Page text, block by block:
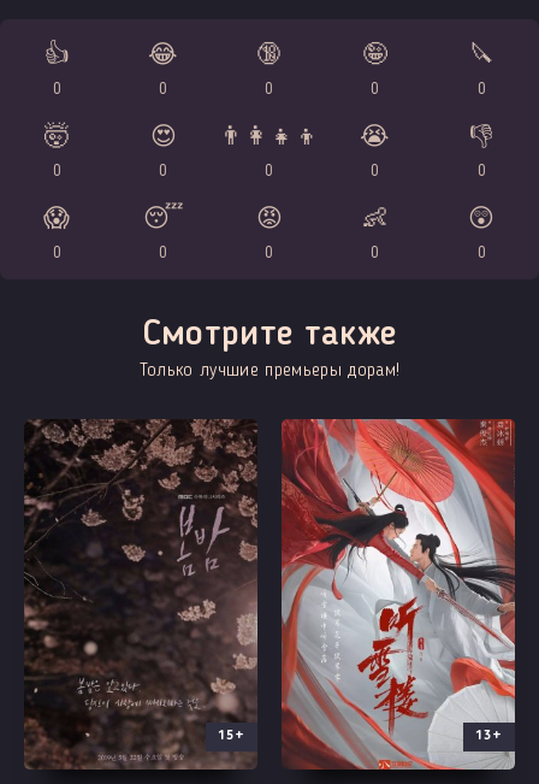
👍
0
😂
0
🔞
0
🤪
0
🔪
0
🤯
0
😍
0
👨‍👩‍👧‍👦
0
😭
0
👎
0
😱
0
😴
0
😡
0
👶
0
😲
0
Смотрите также
Только лучшие премьеры дорам!
Выходит - 16 Серия
15+
Все серии
13+